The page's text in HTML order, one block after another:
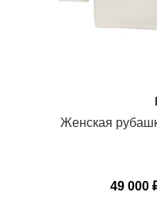
Женская
49 000